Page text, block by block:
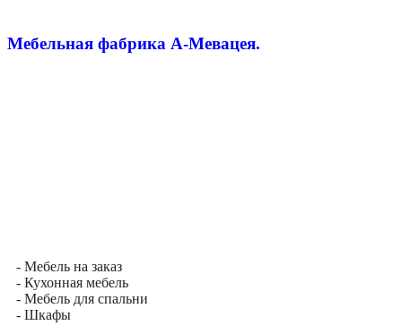
Мебельная фабрика А-Мевацея.
- Мебель на заказ
- Кухонная мебель
- Мебель для спальни
- Шкафы